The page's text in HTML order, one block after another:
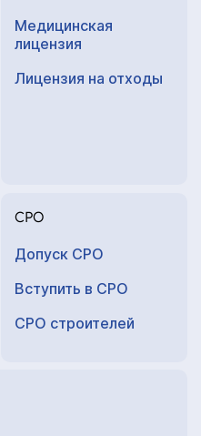
Медицинская
лицензия
Лицензия на отходы
СРО
Допуск СРО
Вступить в СРО
СРО строителей